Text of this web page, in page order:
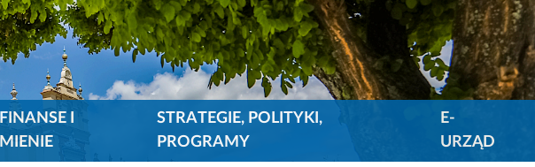
FINANSE I
MIENIE
STRATEGIE, POLITYKI,
PROGRAMY
E-
URZĄD